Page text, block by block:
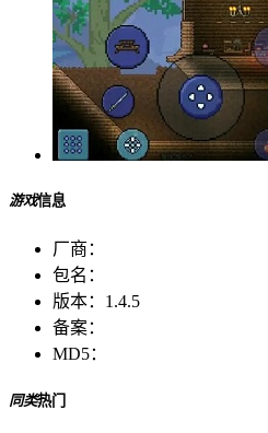
游戏信息
厂商：
包名：
版本： 1.4.5
备案：
MD5：
同类热门